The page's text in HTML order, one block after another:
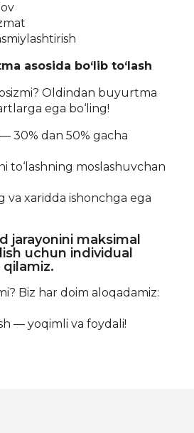
asosida bo‘lib to‘lash
Oldindan buyurtma
ega bo‘ling!
30% dan 50% gacha
to‘lashning moslashuvchan
va xaridda ishonchga ega
jarayonini maksimal
uchun individual
Biz har doim aloqadamiz:
— yoqimli va foydali!